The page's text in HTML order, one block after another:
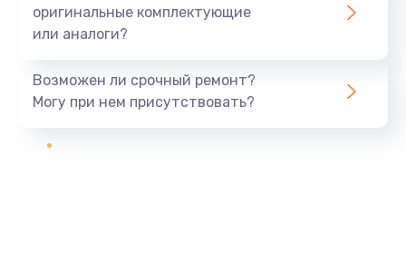
оригинальные комплектующие
или аналоги?
Возможен ли срочный ремонт?
Могу при нем присутствовать?